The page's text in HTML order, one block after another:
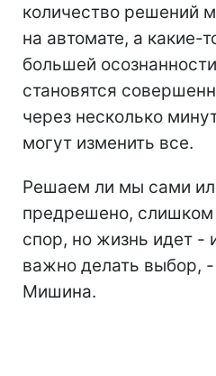
количество решений
на автомате, а какие-
большей
становятся
через несколько
могут изменить все.
Решаем ли мы сами
предрешено, слишком
спор, но жизнь идет -
важно делать выбор,
Мишина.